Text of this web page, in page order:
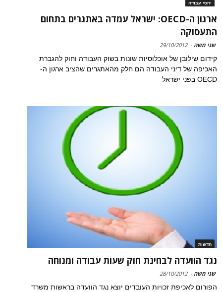
יחסי עבודה
ארגון ה-OECD: ישראל עמדה באתגרים בתחום
התעסוקה
שני משה -
29/10/2012
קידום שילובן של אוכלוסיות שונות בשוק העבודה וחוק להגברת
האכיפה של דיני העבודה הם חלק מהאתגרים שהציב ארגון ה-
OECD בפני ישראל
חדשות
נגד הוועדה לבחינת חוק שעות עבודה ומנוחה
שני משה -
28/10/2012
הפורום לאכיפת זכויות העובדים יוצא נגד הוועדה בראשות משרד